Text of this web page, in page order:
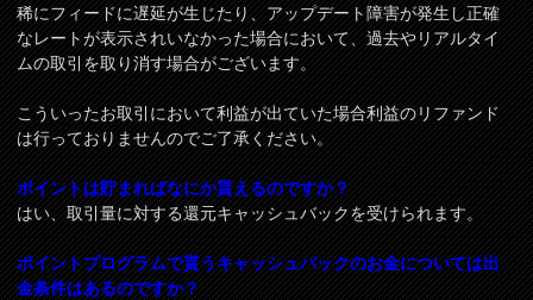
稀にフィードに遅延が生じたり、アップデート障害が発生し正確
なレートが表示されいなかった場合において、過去やリアルタイ
ムの取引を取り消す場合がございます。
こういったお取引において利益が出ていた場合利益のリファンド
は行っておりませんのでご了承ください。
ポイントは貯まればなにか貰えるのですか？
はい、取引量に対する還元キャッシュバックを受けられます。
ポイントプログラムで貰うキャッシュバックのお金については出
金条件はあるのですか？